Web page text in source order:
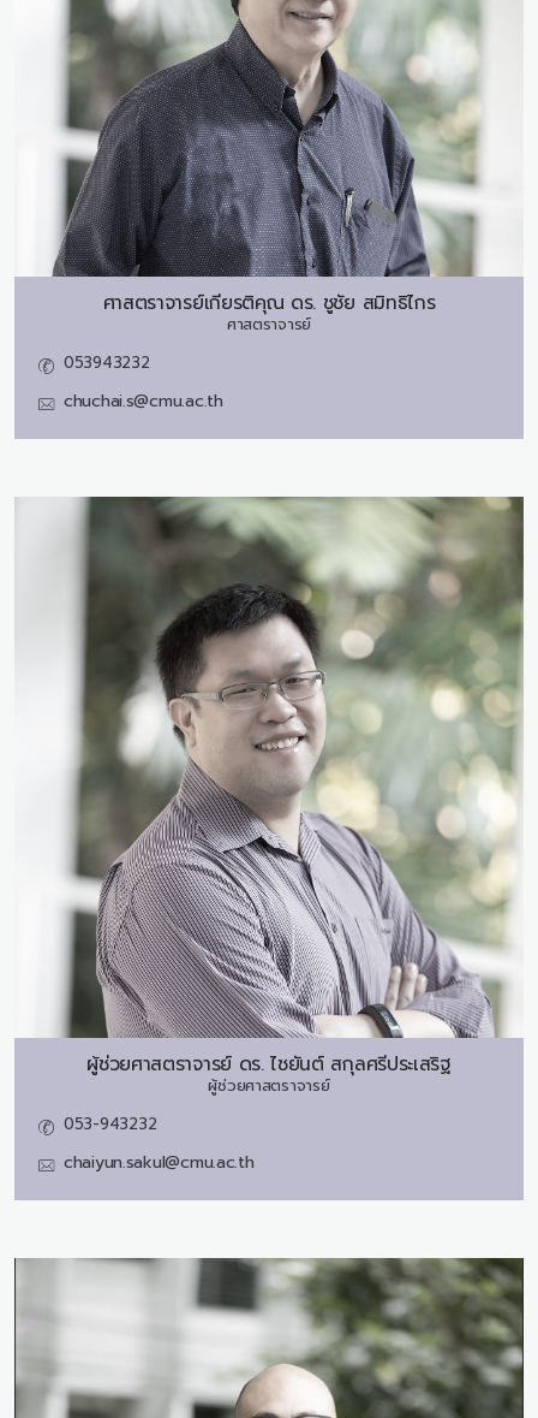
ศาสตราจารย์เกียรติคุณ ดร. ชูชัย สมิทธิไกร
ศาสตราจารย์
053943232
chuchai.s@cmu.ac.th
ผู้ช่วยศาสตราจารย์ ดร. ไชยันต์ สกุลศรีประเสริฐ
ผู้ช่วยศาสตราจารย์
053-943232
chaiyun.sakul@cmu.ac.th